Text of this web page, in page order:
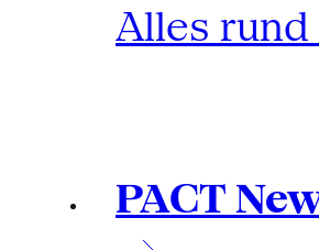
Alles rund
PACT